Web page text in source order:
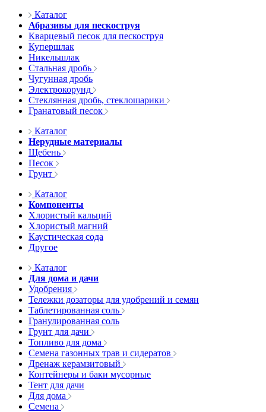
Каталог
Абразивы для пескоструя
Кварцевый песок для пескоструя
Купершлак
Никельшлак
Стальная дробь
Чугунная дробь
Электрокорунд
Стеклянная дробь, стеклошарики
Гранатовый песок
Каталог
Нерудные материалы
Щебень
Песок
Грунт
Каталог
Компоненты
Хлористый кальций
Хлористый магний
Каустическая сода
Другое
Каталог
Для дома и дачи
Удобрения
Тележки дозаторы для удобрений и семян
Таблетированная соль
Гранулированная соль
Грунт для дачи
Топливо для дома
Семена газонных трав и сидератов
Дренаж керамзитовый
Контейнеры и баки мусорные
Тент для дачи
Для дома
Семена